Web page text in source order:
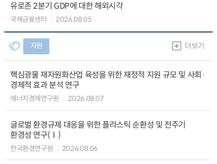
유로존 2분기 GDP에 대한 해외시각
국제금융센터 2026.08.05
자원 더보기
핵심광물 재자원화산업 육성을 위한 재정적 지원 규모 및 사회·
경제적 효과 분석 연구
에너지경제연구원 2026.08.07
글로벌 환경규제 대응을 위한 플라스틱 순환성 및 전주기
환경성 연구(Ⅰ)
한국환경연구원 2026.08.06